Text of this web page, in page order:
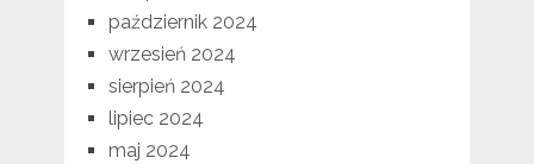
październik 2024
wrzesień 2024
sierpień 2024
lipiec 2024
maj 2024